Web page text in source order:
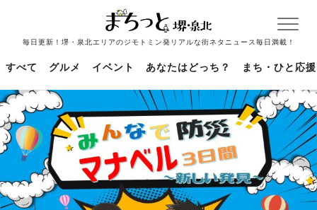
毎日更新！堺・泉北エリアのジモトミン発リアルな街ネタニュース毎日満載！
すべて グルメ イベント あなたはどっち？ まち・ひと応援